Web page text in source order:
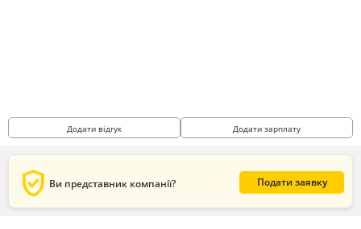
Додати відгук Додати зарплату
verified_user Ви представник компанії? Подати заявку